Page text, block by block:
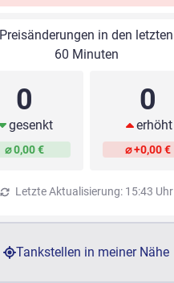
Preisänderungen in den letzten
60 Minuten
0
gesenkt
⌀ 0,00 €
0
erhöht
⌀ +0,00 €
Letzte Aktualisierung: 15:43 Uhr
Tankstellen in meiner Nähe